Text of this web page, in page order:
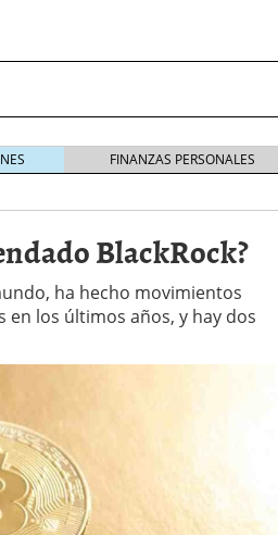
2025
opción para gestionar tus
financiera: cómo anticiparte
3 de octubre de 2025
FINANZAS PERSONALES
BlackRock?
ha hecho movimientos
los últimos años, y hay dos